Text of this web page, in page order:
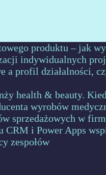
produktu – jak
indywidualnych
a profil działalności,
health & beauty.
wyrobów
sprzedażowych w
CRM i Power Apps
zespołów